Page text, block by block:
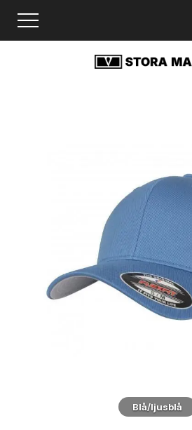
Ändra navigering
Blå/ljusblå